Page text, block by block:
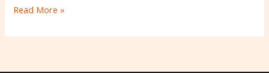
Read More »